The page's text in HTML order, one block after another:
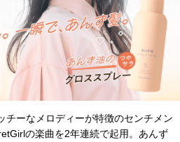
チーなメロディーが特徴のセンチメン
の楽曲を2年連続で起用。あんず